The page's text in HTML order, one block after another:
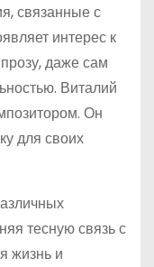
связанные с
интерес к
даже сам
Виталий
Он
для своих
тесную связь с
жизнь и